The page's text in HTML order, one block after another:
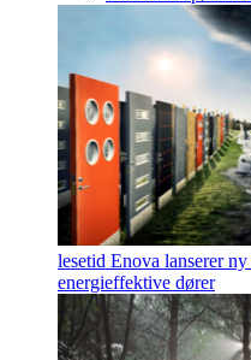
lesetid Enova lanserer
energieffektive dører